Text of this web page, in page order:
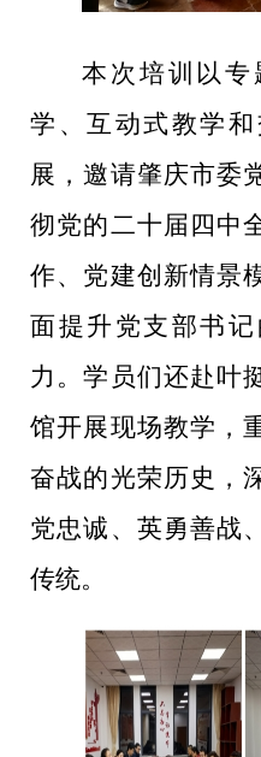
本次培训以专
学、互动式教学
展，邀请肇庆市委
彻党的二十届四中
作、党建创新情景
面提升党支部书
力。学员们还赴叶
馆开展现场教学，
奋战的光荣历史，
党忠诚、英勇善战
传统。